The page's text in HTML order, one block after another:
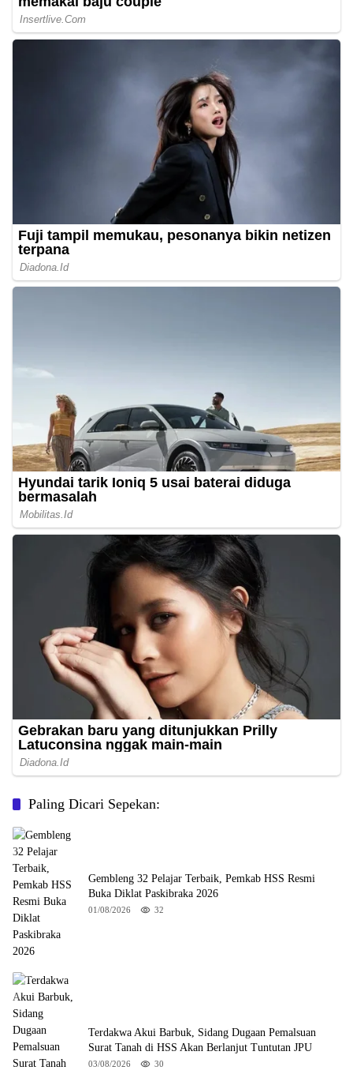
Paling Dicari Sepekan:
Gembleng 32 Pelajar Terbaik, Pemkab HSS Resmi
Buka Diklat Paskibraka 2026
01/08/2026 32
Terdakwa Akui Barbuk, Sidang Dugaan Pemalsuan
Surat Tanah di HSS Akan Berlanjut Tuntutan JPU
03/08/2026 30